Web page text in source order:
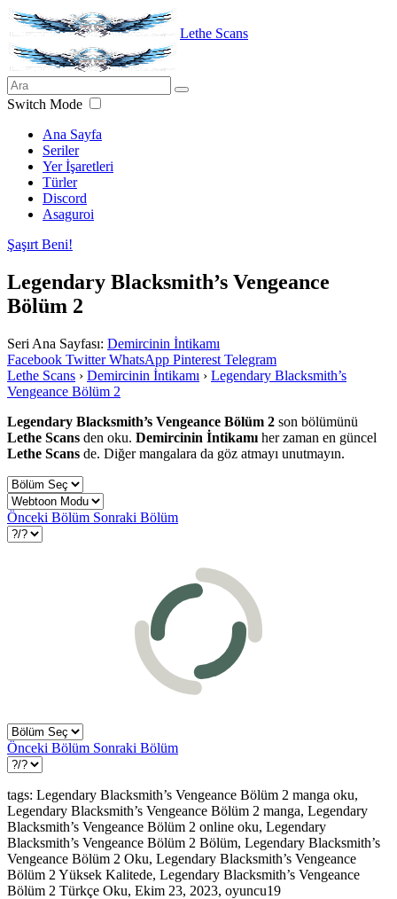
Lethe Scans
Switch Mode
Ana Sayfa
Seriler
Yer İşaretleri
Türler
Discord
Asaguroi
Şaşırt Beni!
Legendary Blacksmith’s Vengeance
Bölüm 2
Seri Ana Sayfası: Demircinin İntikamı
Facebook Twitter WhatsApp Pinterest Telegram
Lethe Scans › Demircinin İntikamı › Legendary Blacksmith’s
Vengeance Bölüm 2
Legendary Blacksmith’s Vengeance Bölüm 2 son bölümünü
Lethe Scans den oku. Demircinin İntikamı her zaman en güncel
Lethe Scans de. Diğer mangalara da göz atmayı unutmayın.
Önceki Bölüm Sonraki Bölüm
Önceki Bölüm Sonraki Bölüm
tags: Legendary Blacksmith’s Vengeance Bölüm 2 manga oku,
Legendary Blacksmith’s Vengeance Bölüm 2 manga, Legendary
Blacksmith’s Vengeance Bölüm 2 online oku, Legendary
Blacksmith’s Vengeance Bölüm 2 Bölüm, Legendary Blacksmith’s
Vengeance Bölüm 2 Oku, Legendary Blacksmith’s Vengeance
Bölüm 2 Yüksek Kalitede, Legendary Blacksmith’s Vengeance
Bölüm 2 Türkçe Oku, Ekim 23, 2023, oyuncu19